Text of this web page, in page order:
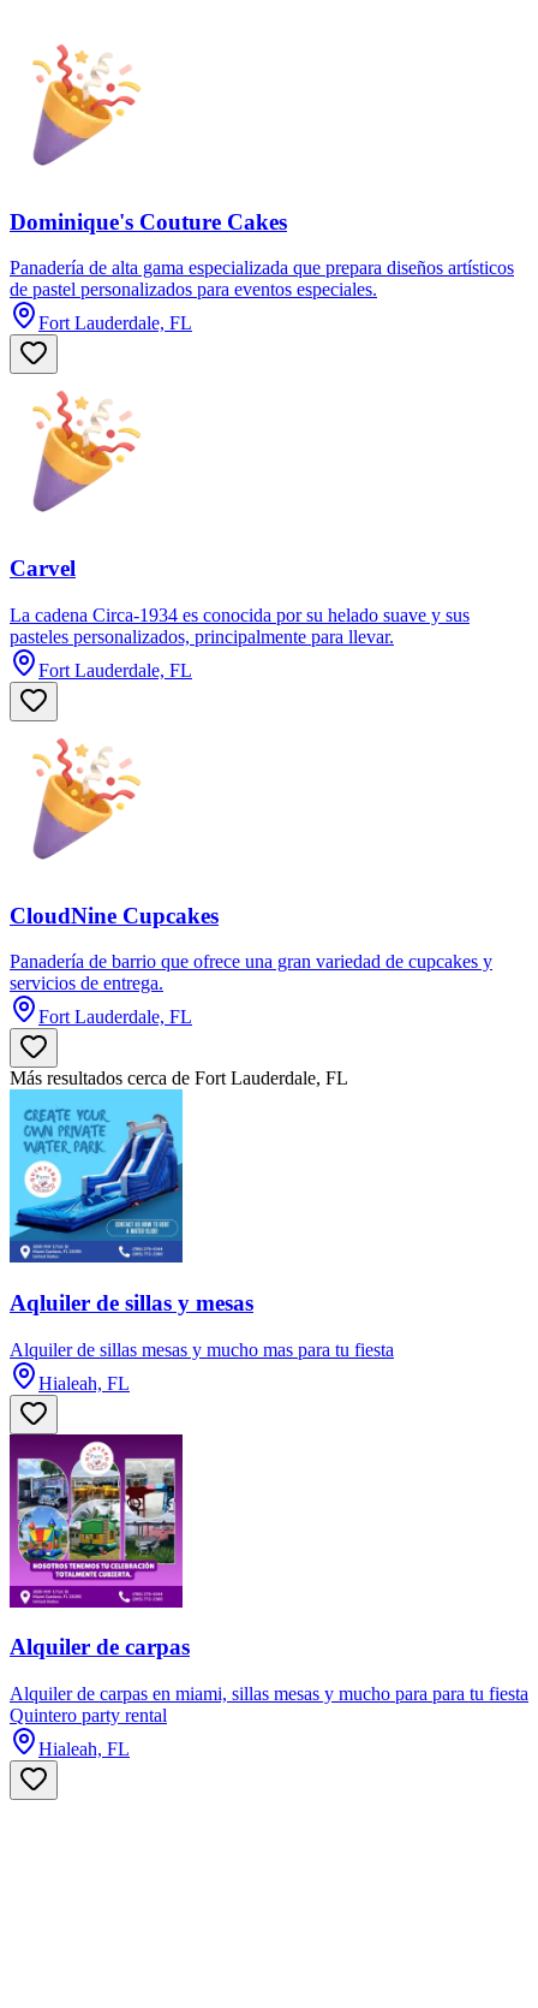
Dominique's Couture Cakes
Panadería de alta gama especializada que prepara diseños artísticos
de pastel personalizados para eventos especiales.
Fort Lauderdale, FL
Carvel
La cadena Circa-1934 es conocida por su helado suave y sus
pasteles personalizados, principalmente para llevar.
Fort Lauderdale, FL
CloudNine Cupcakes
Panadería de barrio que ofrece una gran variedad de cupcakes y
servicios de entrega.
Fort Lauderdale, FL
Más resultados cerca de Fort Lauderdale, FL
Aqluiler de sillas y mesas
Alquiler de sillas mesas y mucho mas para tu fiesta
Hialeah, FL
Alquiler de carpas
Alquiler de carpas en miami, sillas mesas y mucho para para tu fiesta
Quintero party rental
Hialeah, FL